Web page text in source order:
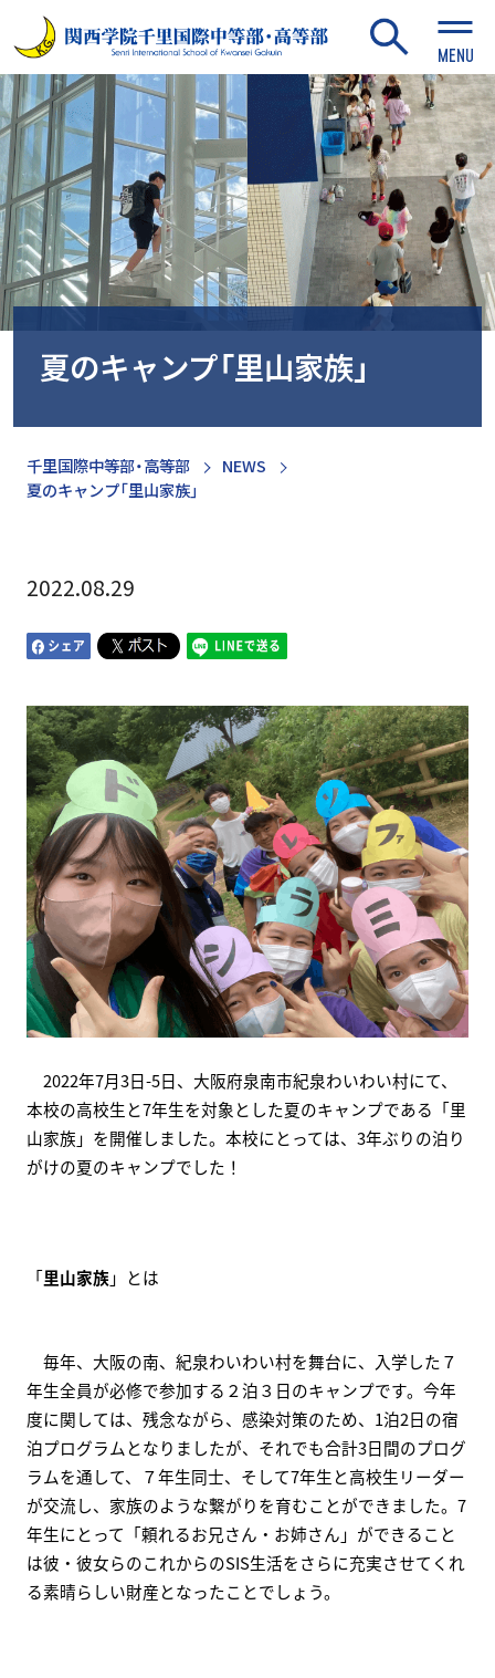
MENU
夏のキャンプ「里山家族」
千里国際中等部・高等部
NEWS
夏のキャンプ「里山家族」
2022.08.29
2022年7月3日-5日、大阪府泉南市紀泉わいわい村にて、
本校の高校生と7年生を対象とした夏のキャンプである「里
山家族」を開催しました。本校にとっては、3年ぶりの泊り
がけの夏のキャンプでした！
「里山家族 」とは
毎年、大阪の南、紀泉わいわい村を舞台に、入学した７
年生全員が必修で参加する２泊３日のキャンプです。今年
度に関しては、残念ながら、感染対策のため、1泊2日の宿
泊プログラムとなりましたが、それでも合計3日間のプログ
ラムを通して、７年生同士、そして7年生と高校生リーダー
が交流し、家族のような繋がりを育むことができました。7
年生にとって「頼れるお兄さん・お姉さん」ができること
は彼・彼女らのこれからのSIS生活をさらに充実させてくれ
る素晴らしい財産となったことでしょう。